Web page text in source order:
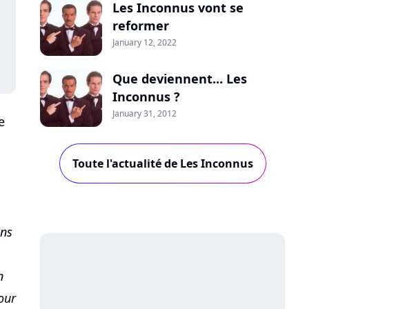
Les Inconnus vont se
reformer
January 12, 2022
Que deviennent... Les
Inconnus ?
January 31, 2012
Toute l'actualité de Les Inconnus